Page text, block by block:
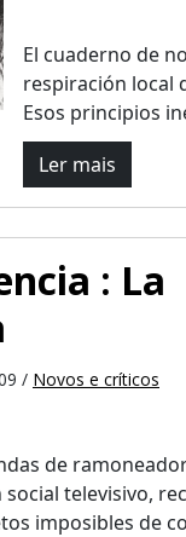
El cuaderno de
respiración local
Esos principios
Ler mais
: La
/ Novos e críticos
de
televisivo,
imposibles de